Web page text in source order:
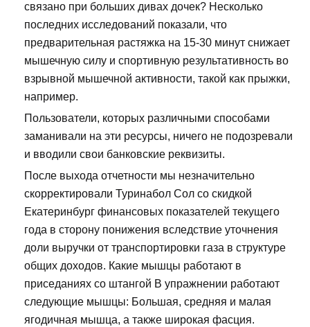
связано при больших дивах дочек? Несколько
последних исследований показали, что
предварительная растяжка на 15-30 минут снижает
мышечную силу и спортивную результативность во
взрывной мышечной активности, такой как прыжки,
например.
Пользователи, которых различными способами
заманивали на эти ресурсы, ничего не подозревали
и вводили свои банковские реквизиты.
После выхода отчетности мы незначительно
скорректировали Туринабол Сол со скидкой
Екатеринбург финансовых показателей текущего
года в сторону понижения вследствие уточнения
доли выручки от транспортировки газа в структуре
общих доходов. Какие мышцы работают в
приседаниях со штангой В упражнении работают
следующие мышцы: Большая, средняя и малая
ягодичная мышца, а также широкая фасция.